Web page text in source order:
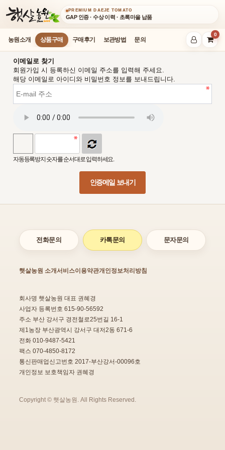
PREMIUM DAEJE TOMATO
GAP 인증 · 수상 이력 · 초록마을 납품
농원소개 상품구매 구매후기 보관방법 문의
0
이메일로 찾기
회원가입 시 등록하신 이메일 주소를 입력해 주세요.
해당 이메일로 아이디와 비밀번호 정보를 보내드립니다.
자동등록방지 숫자를 순서대로 입력하세요.
인증메일 보내기
전화문의 카톡문의 문자문의
햇살농원 소개서비스이용약관개인정보처리방침
회사명 햇살농원 대표 권혜경
사업자 등록번호 615-90-56592
주소 부산 강서구 경전철로25번길 16-1
제1농장 부산광역시 강서구 대저2동 671-6
전화 010-9487-5421
팩스 070-4850-8172
통신판매업신고번호 2017-부산강서-00096호
개인정보 보호책임자 권혜경
Copyright © 햇살농원. All Rights Reserved.